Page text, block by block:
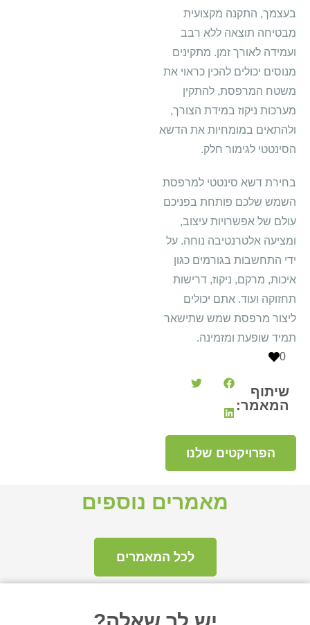
בעצמך, התקנה מקצועית
מבטיחה תוצאה ללא רבב
ועמידה לאורך זמן. מתקינים
מנוסים יכולים להכין כראוי את
משטח המרפסת, להתקין
מערכות ניקוז במידת הצורך,
ולהתאים במומחיות את הדשא
הסינטטי לגימור חלק.
בחירת דשא סינטטי למרפסת
השמש שלכם פותחת בפניכם
עולם של אפשרויות עיצוב,
ומציעה אלטרנטיבה נוחה. על
ידי התחשבות בגורמים כגון
איכות, מרקם, ניקוז, דרישות
תחזוקה ועוד. אתם יכולים
ליצור מרפסת שמש שתישאר
תמיד שופעת ומזמינה.
שיתוף
המאמר:
0
הפרויקטים שלנו
מאמרים נוספים
לכל המאמרים